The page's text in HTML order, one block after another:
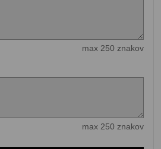
max 250 znakov
max 250 znakov